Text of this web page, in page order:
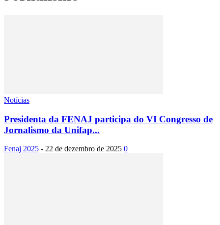
Notícias
Presidenta da FENAJ participa do VI Congresso de
Jornalismo da Unifap...
Fenaj 2025 - 22 de dezembro de 2025 0